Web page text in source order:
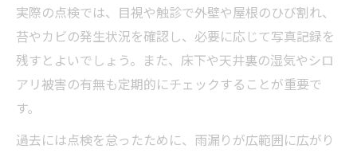
点検の習慣化が家族の安全意識を高める理
由
ライフスタイルに合わせた自宅定期点検の
工夫
感
実際の点検では、目視や触診で外壁や屋根のひび割れ、
苔やカビの発生状況を確認し、必要に応じて写真記録を
残すとよいでしょう。また、床下や天井裏の湿気やシロ
アリ被害の有無も定期的にチェックすることが重要で
す。
過去には点検を怠ったために、雨漏りが広範囲に広がり